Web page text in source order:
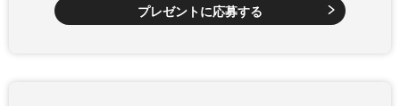
プレゼントに応募する